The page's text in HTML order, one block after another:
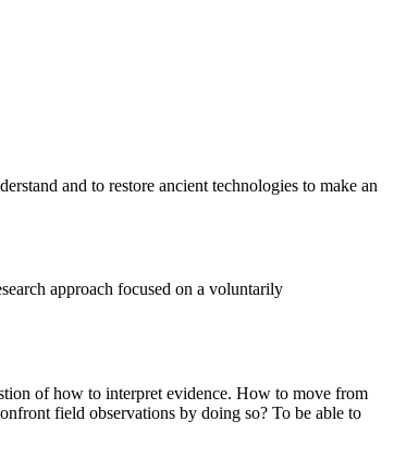
and to restore ancient technologies to make an
approach focused on a voluntarily
of how to interpret evidence. How to move from
field observations by doing so? To be able to